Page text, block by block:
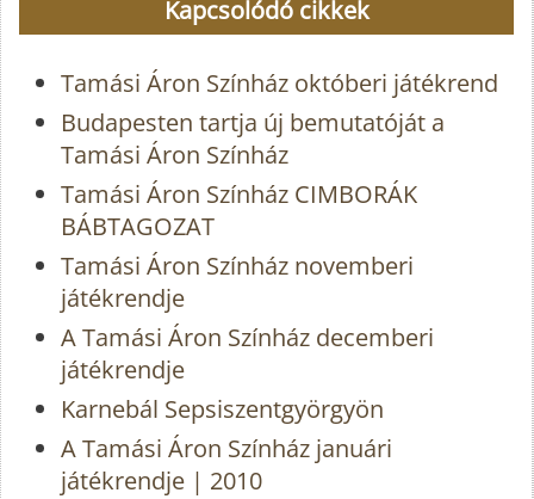
Kapcsolódó cikkek
Tamási Áron Színház októberi játékrend
Budapesten tartja új bemutatóját a
Tamási Áron Színház
Tamási Áron Színház CIMBORÁK
BÁBTAGOZAT
Tamási Áron Színház novemberi
játékrendje
A Tamási Áron Színház decemberi
játékrendje
Karnebál Sepsiszentgyörgyön
A Tamási Áron Színház januári
játékrendje | 2010